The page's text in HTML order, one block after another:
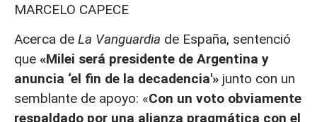
MARCELO CAPECE
Acerca de La Vanguardia de España, sentenció
que «Milei será presidente de Argentina y
anuncia ‘el fin de la decadencia'» junto con un
semblante de apoyo: «Con un voto obviamente
respaldado por una alianza pragmática con el